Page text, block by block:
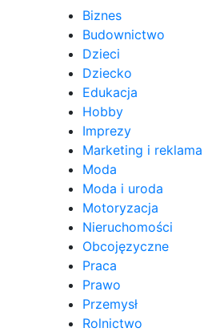
Biznes
Budownictwo
Dzieci
Dziecko
Edukacja
Hobby
Imprezy
Marketing i reklama
Moda
Moda i uroda
Motoryzacja
Nieruchomości
Obcojęzyczne
Praca
Prawo
Przemysł
Rolnictwo